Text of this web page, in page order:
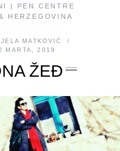
| PEN CENTRE
HERZEGOVINA
MATKOVIĆ
MARTA, 2019
ŽEĐ